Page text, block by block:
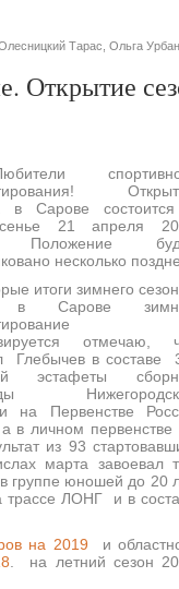
Тарас Ольга
Открытие
в Сарове
21 апреля
Положение
несколько
итоги зимнего
в Сарове
отмечаю,
Глебычев в составе
эстафеты
на Первенстве
в личном первенстве
из 93
марта завоевал
юношей до 20
ЛОНГ и в
на 2019 и
. на летний сезон